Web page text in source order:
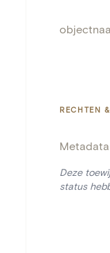
RECHTEN
Metadata
Deze
status